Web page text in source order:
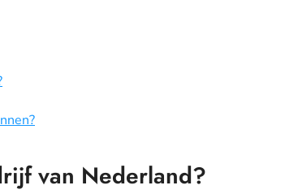
van Nederland?